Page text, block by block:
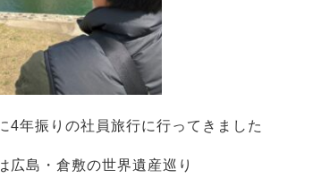
4年振りの社員旅行に行ってきました
広島・倉敷の世界遺産巡り